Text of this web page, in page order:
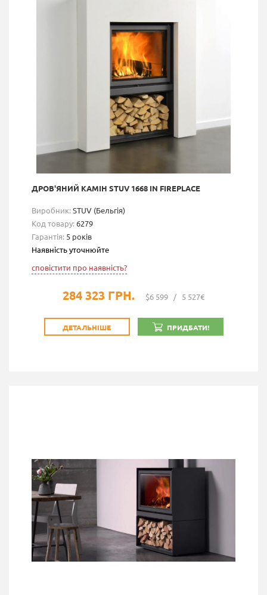
ДРОВ'ЯНИЙ КАМІН STUV 1668 IN FIREPLACE
Виробник:STUV (Бельгія)
Код товару:6279
Гарантія: 5 років
Наявність уточнюйте
сповістити про наявність?
284 323 ГРН. $6 599 / 5 527€
ДЕТАЛЬНІШЕ ПРИДБАТИ!